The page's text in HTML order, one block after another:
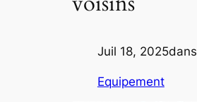
Juil 18, 2025dans
Equipement